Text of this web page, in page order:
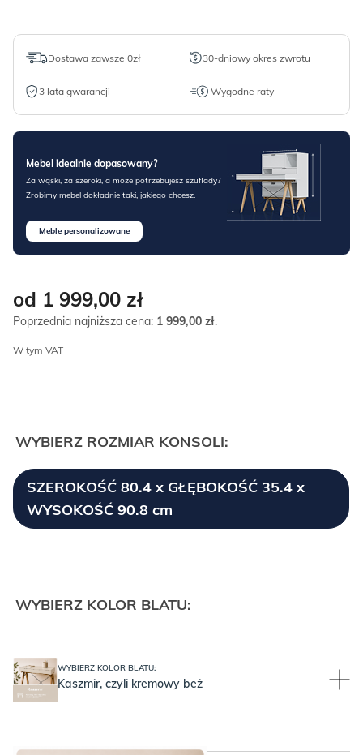
Dostawa zawsze 0zł 30-dniowy okres zwrotu
3 lata gwarancji Wygodne raty
Mebel idealnie dopasowany?
Za wąski, za szeroki, a może potrzebujesz szuflady?
Zrobimy mebel dokładnie taki, jakiego chcesz.
Meble personalizowane
od 1 999,00 zł
Poprzednia najniższa cena: 1 999,00 zł.
W tym VAT
WYBIERZ ROZMIAR KONSOLI:
SZEROKOŚĆ 80.4 x GŁĘBOKOŚĆ 35.4 x
WYSOKOŚĆ 90.8 cm
WYBIERZ KOLOR BLATU:
WYBIERZ KOLOR BLATU:
Kaszmir, czyli kremowy beż